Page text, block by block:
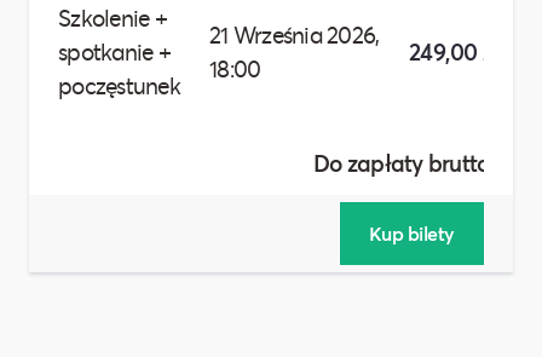
Szkolenie +
spotkanie +
poczęstunek
21 Września 2026,
18:00
249,00 zł